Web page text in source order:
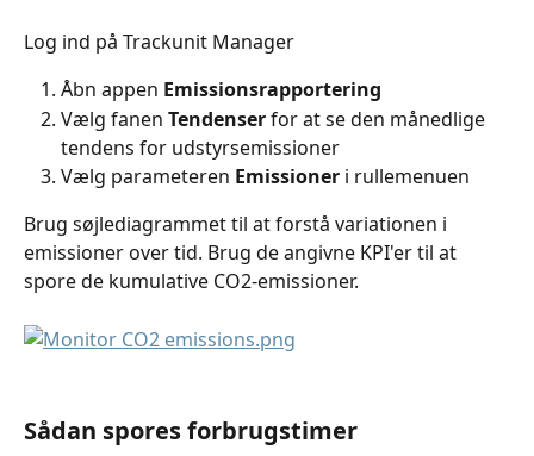
Log ind på Trackunit Manager
Åbn appen Emissionsrapportering
Vælg fanen Tendenser for at se den månedlige
tendens for udstyrsemissioner
Vælg parameteren Emissioner i rullemenuen
Brug søjlediagrammet til at forstå variationen i
emissioner over tid. Brug de angivne KPI'er til at
spore de kumulative CO2-emissioner.
Sådan spores forbrugstimer